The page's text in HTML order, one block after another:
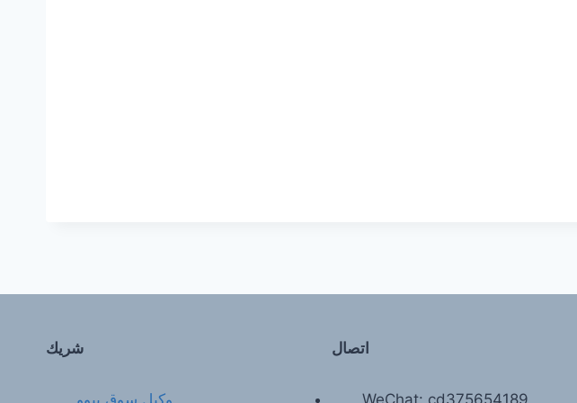
اتصال
WeChat: cd375654189
شريك
وكيل سوق ييوو